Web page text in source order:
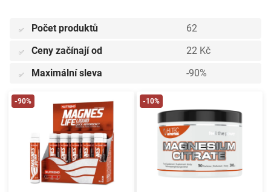
✅ Počet produktů 62
✅ Ceny začínají od 22 Kč
✅ Maximální sleva -90%
-90% -10%